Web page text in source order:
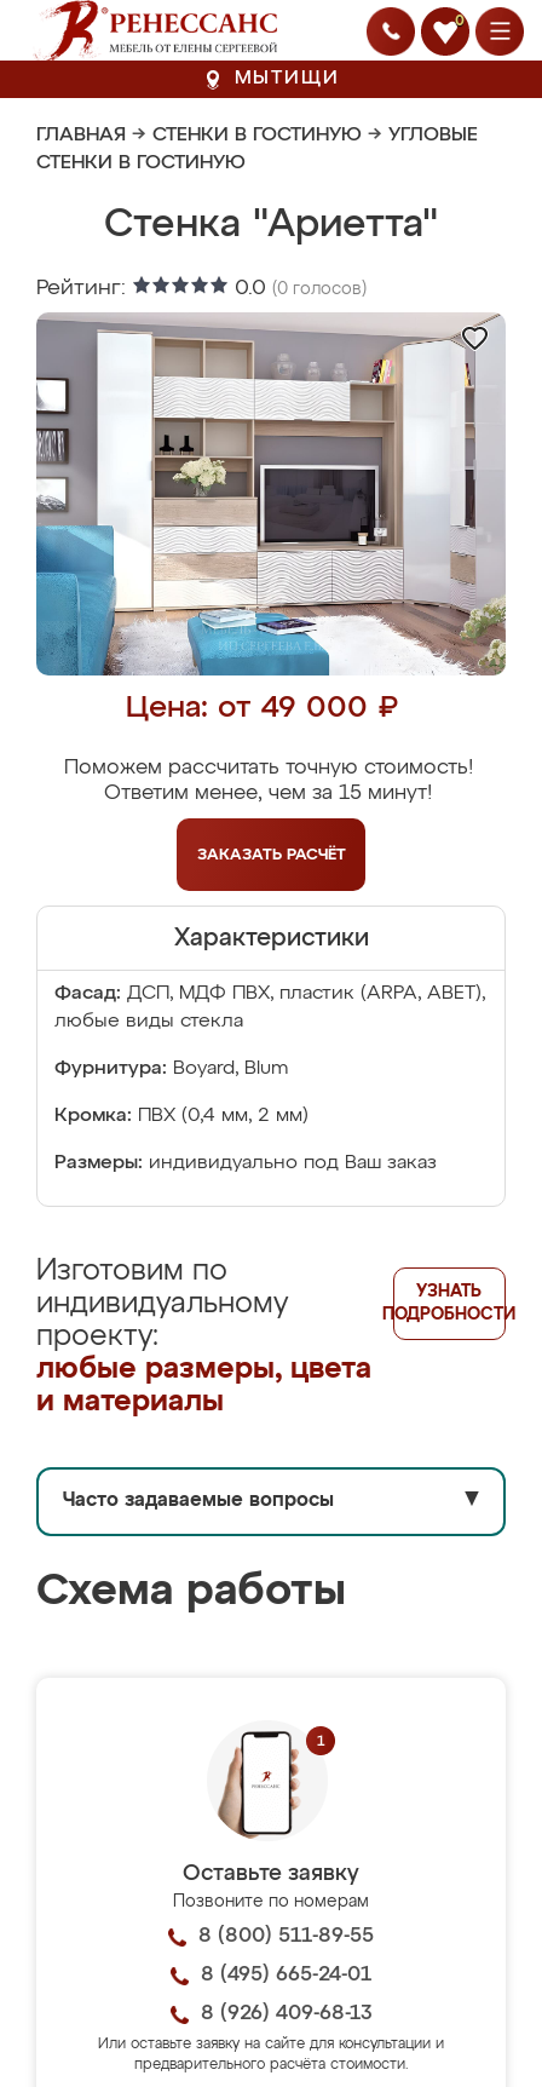
0
МЫТИЩИ
ГЛАВНАЯ → СТЕНКИ В ГОСТИНУЮ → УГЛОВЫЕ
СТЕНКИ В ГОСТИНУЮ
Стенка "Ариетта"
Рейтинг: 0.0 (0 голосов)
Цена: от 49 000 ₽
Поможем рассчитать точную стоимость!
Ответим менее, чем за 15 минут!
ЗАКАЗАТЬ РАСЧЁТ
Характеристики
Фасад: ДСП, МДФ ПВХ, пластик (ARPA, ABET),
любые виды стекла
Фурнитура: Boyard, Blum
Кромка: ПВХ (0,4 мм, 2 мм)
Размеры: индивидуально под Ваш заказ
Изготовим по
индивидуальному
проекту:
любые размеры, цвета
и материалы
УЗНАТЬ
ПОДРОБНОСТИ
Часто задаваемые вопросы ▼
Схема работы
Оставьте заявку
Позвоните по номерам
8 (800) 511-89-55
8 (495) 665-24-01
8 (926) 409-68-13
Или оставьте заявку на сайте для консультации и
предварительного расчёта стоимости.